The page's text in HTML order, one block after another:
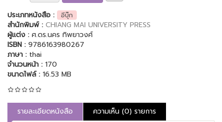
ประเภทหนังสือ :
อีบุ๊ก
สำนักพิมพ์ : CHIANG MAI UNIVERSITY PRESS
ผู้แต่ง : ศ.ดร.นคร ทิพยาวงศ์
ISBN : 9786163980267
ภาษา : thai
จำนวนหน้า : 170
ขนาดไฟล์ : 16.53 MB
รายละเอียดหนังสือ ความเห็น (0) รายการ